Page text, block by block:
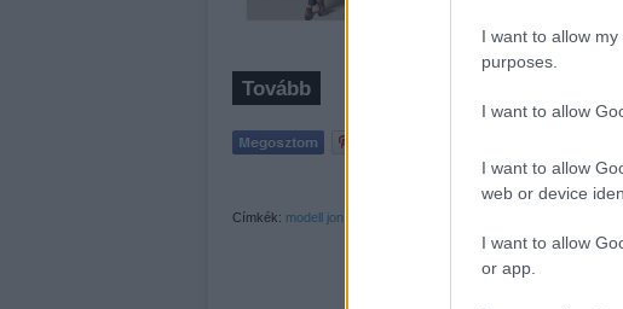
I want to allow
purposes.
I want to allow
I want to allow
web or device
I want to allow
or app.
Tovább
Címkék: modell jon kortajarena